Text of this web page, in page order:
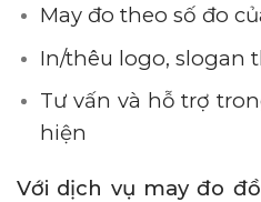
May đo theo số đo
In/thêu logo, slogan
Tư vấn và hỗ trợ
hiện
Với dịch vụ may đo